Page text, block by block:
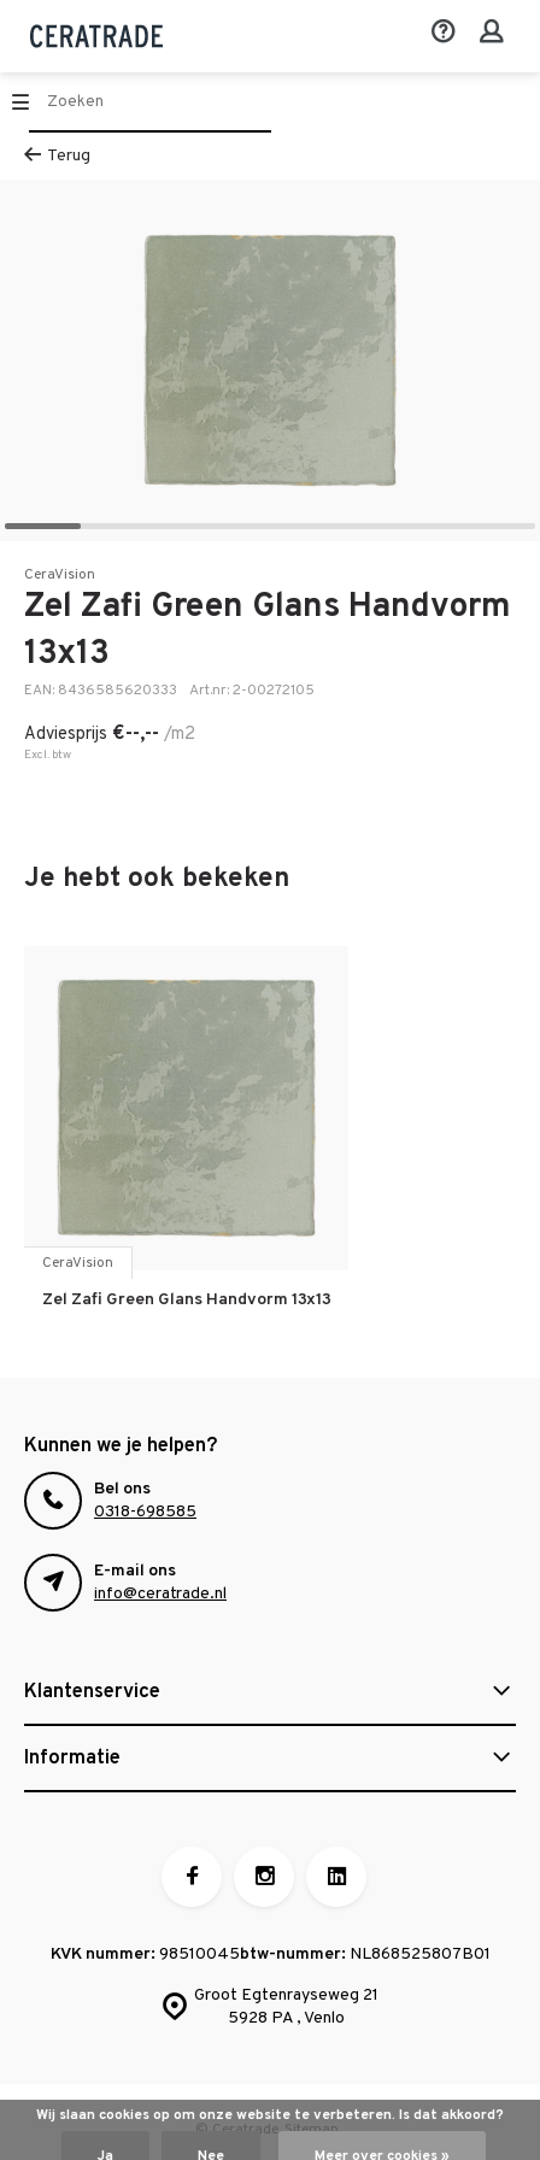
Terug
CeraVision
Zel Zafi Green Glans Handvorm
13x13
EAN: 8436585620333 Art.nr: 2-00272105
Adviesprijs €--,-- /m2
Excl. btw
Je hebt ook bekeken
CeraVision
Zel Zafi Green Glans Handvorm 13x13
Kunnen we je helpen?
Bel ons
0318-698585
E-mail ons
info@ceratrade.nl
Klantenservice
Informatie
Groot Egtenrayseweg 21
5928 PA , Venlo
KVK nummer: 98510045btw-nummer: NL868525807B01
© Ceratrade Sitemap
Wij slaan cookies op om onze website te verbeteren. Is dat akkoord?